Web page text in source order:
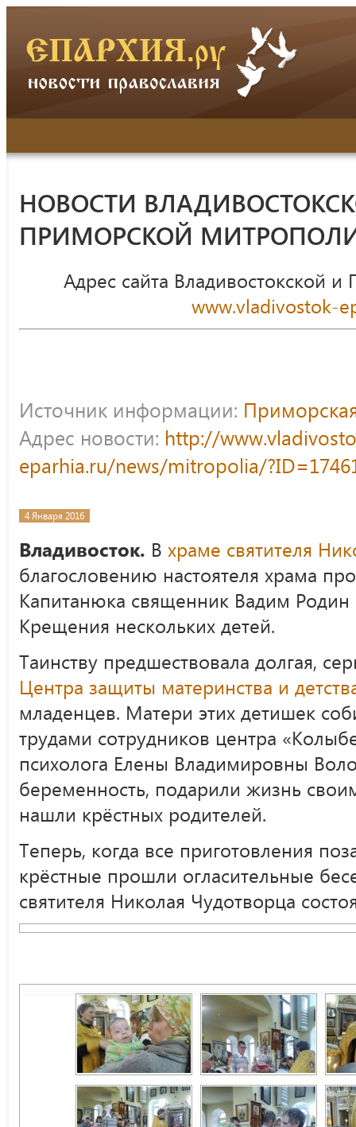
НОВОСТИ
ПРИМОРСКОЙ
Адрес сайта Владивостокской
www.vladivostok-
Источник информации:
Адрес новости: http://
eparhia.ru/news/mitropolia/
4 Января 2016
Владивосток. В храме святителя
благословению настоятеля храма
Капитанюка священник Вадим
Крещения нескольких детей.
Таинству предшествовала долгая,
Центра защиты материнства и
младенцев. Матери этих детишек
трудами сотрудников центра
психолога Елены Владимировны
беременность, подарили жизнь
нашли крёстных родителей.
Теперь, когда все приготовления
крёстные прошли огласительные
святителя Николая Чудотворца